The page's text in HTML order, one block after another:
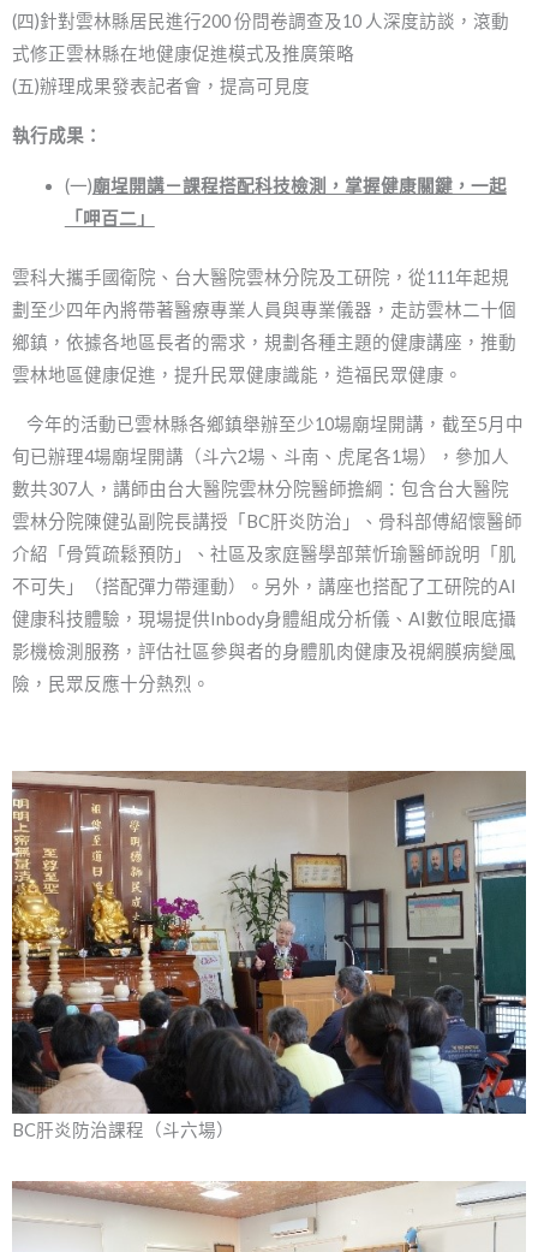
(四)針對雲林縣居民進行200 份問卷調查及10 人深度訪談，滾動
式修正雲林縣在地健康促進模式及推廣策略
(五)辦理成果發表記者會，提高可見度
執行成果 ：
(一)廟埕開講－課程搭配科技檢測，掌握健康關鍵，一起
「呷百二」
雲科大攜手國衛院、台大醫院雲林分院及工研院，從111年起規
劃至少四年內將帶著醫療專業人員與專業儀器，走訪雲林二十個
鄉鎮，依據各地區長者的需求，規劃各種主題的健康講座，推動
雲林地區健康促進，提升民眾健康識能，造福民眾健康。
今年的活動已雲林縣各鄉鎮舉辦至少10場廟埕開講，截至5月中
旬已辦理4場廟埕開講（斗六2場、斗南、虎尾各1場），參加人
數共307人，講師由台大醫院雲林分院醫師擔綱：包含台大醫院
雲林分院陳健弘副院長講授「BC肝炎防治」、骨科部傅紹懷醫師
介紹「骨質疏鬆預防」、社區及家庭醫學部葉忻瑜醫師說明「肌
不可失」（搭配彈力帶運動）。另外，講座也搭配了工研院的AI
健康科技體驗，現場提供Inbody身體組成分析儀、AI數位眼底攝
影機檢測服務，評估社區參與者的身體肌肉健康及視網膜病變風
險，民眾反應十分熱烈。
BC肝炎防治課程（斗六場）